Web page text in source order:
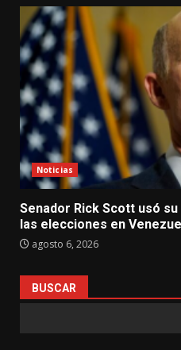
Noticias
Senador Rick Scott usó
las elecciones en
agosto 6, 2026
BUSCAR